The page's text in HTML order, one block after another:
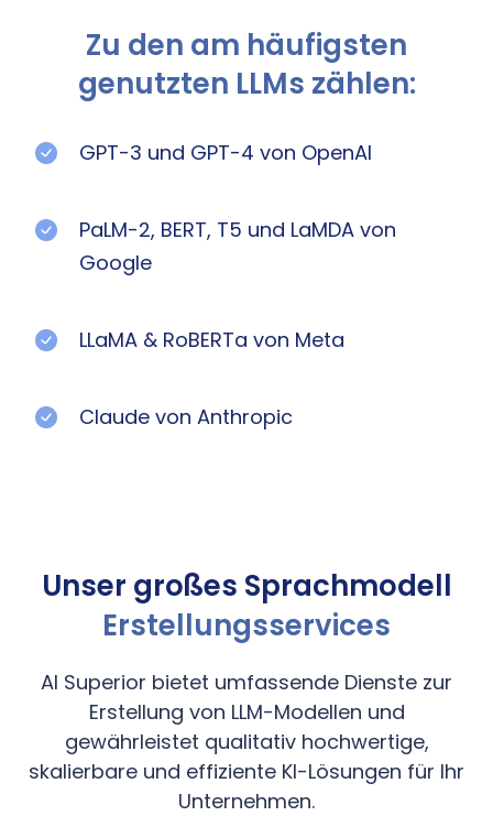
Zu den am häufigsten
genutzten LLMs zählen:
GPT-3 und GPT-4 von OpenAI
PaLM-2, BERT, T5 und LaMDA von
Google
LLaMA & RoBERTa von Meta
Claude von Anthropic
Unser großes Sprachmodell
Erstellungsservices
AI Superior bietet umfassende Dienste zur
Erstellung von LLM-Modellen und
gewährleistet qualitativ hochwertige,
skalierbare und effiziente KI-Lösungen für Ihr
Unternehmen.